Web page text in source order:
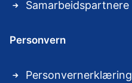
Samarbeidspartnere
Personvern
Personvernerklæring